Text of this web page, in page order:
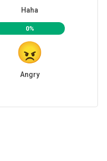
Haha
0%
Angry